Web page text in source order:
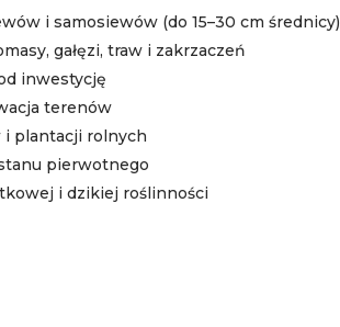
i samosiewów (do 15–30 cm średnicy)
gałęzi, traw i zakrzaczeń
inwestycję
terenów
i plantacji rolnych
pierwotnego
i dzikiej roślinności